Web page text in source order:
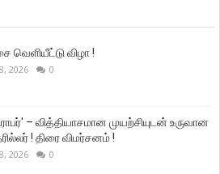
வெளியீட்டு விழா !
2026 0
– வித்தியாசமான முயற்சியுடன் உருவான
! திரை விமர்சனம் !
2026 0